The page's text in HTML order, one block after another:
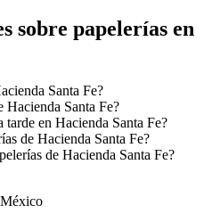
sobre papelerías en
Santa Fe?
Hacienda Santa Fe?
tarde en Hacienda Santa Fe?
de Hacienda Santa Fe?
de Hacienda Santa Fe?